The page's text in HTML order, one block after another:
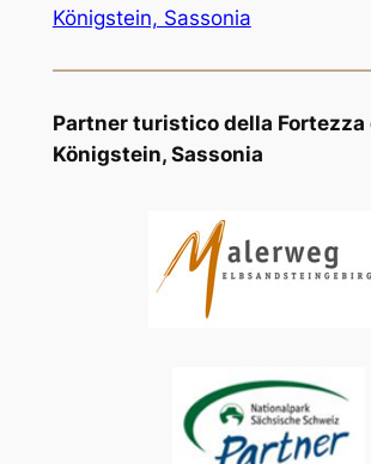
Königstein, Sassonia
Partner turistico della Fortezza
Königstein, Sassonia